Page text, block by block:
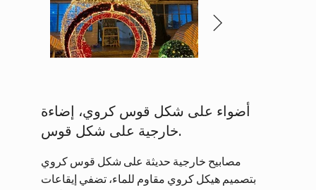
أضواء على شكل قوس كروي، إضاءة
خارجية على شكل قوس.
مصابيح خارجية حديثة على شكل قوس كروي
بتصميم هيكل كروي مقاوم للماء، تضفي إيقاعات